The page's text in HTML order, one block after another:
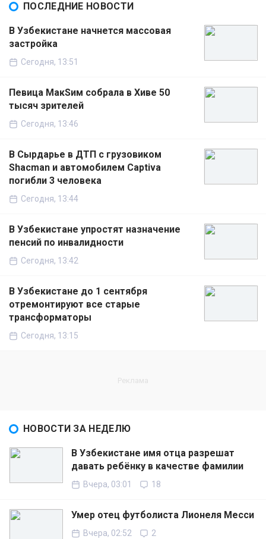
ПОСЛЕДНИЕ НОВОСТИ
В Узбекистане начнется массовая
застройка
Сегодня, 13:51
Певица МакSим собрала в Хиве 50
тысяч зрителей
Сегодня, 13:46
В Сырдарье в ДТП с грузовиком
Shacman и автомобилем Captiva
погибли 3 человека
Сегодня, 13:44
В Узбекистане упростят назначение
пенсий по инвалидности
Сегодня, 13:42
В Узбекистане до 1 сентября
отремонтируют все старые
трансформаторы
Сегодня, 13:15
НОВОСТИ ЗА НЕДЕЛЮ
В Узбекистане имя отца разрешат
давать ребёнку в качестве фамилии
Вчера, 03:01 18
Умер отец футболиста Лионеля Месси
Вчера, 02:52 2